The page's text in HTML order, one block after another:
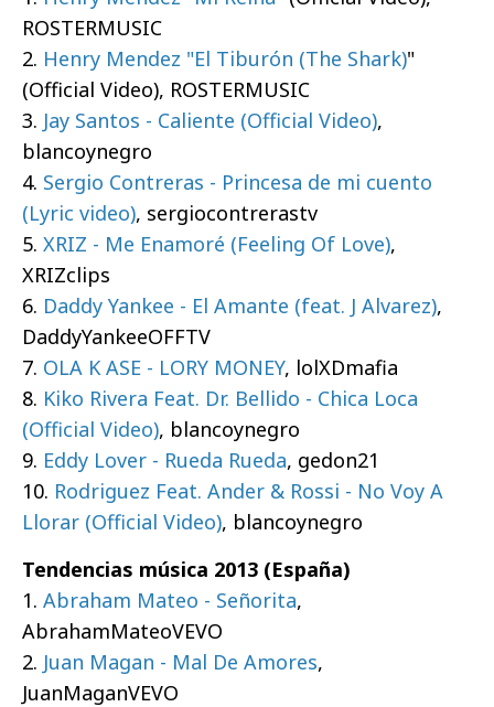
ROSTERMUSIC
2. Henry Mendez "El Tiburón (The Shark)"
(Official Video), ROSTERMUSIC
3. Jay Santos - Caliente (Official Video),
blancoynegro
4. Sergio Contreras - Princesa de mi cuento
(Lyric video), sergiocontrerastv
5. XRIZ - Me Enamoré (Feeling Of Love),
XRIZclips
6. Daddy Yankee - El Amante (feat. J Alvarez),
DaddyYankeeOFFTV
7. OLA K ASE - LORY MONEY, lolXDmafia
8. Kiko Rivera Feat. Dr. Bellido - Chica Loca
(Official Video), blancoynegro
9. Eddy Lover - Rueda Rueda, gedon21
10. Rodriguez Feat. Ander & Rossi - No Voy A
Llorar (Official Video), blancoynegro
Tendencias música 2013 (España)
1. Abraham Mateo - Señorita,
AbrahamMateoVEVO
2. Juan Magan - Mal De Amores,
JuanMaganVEVO